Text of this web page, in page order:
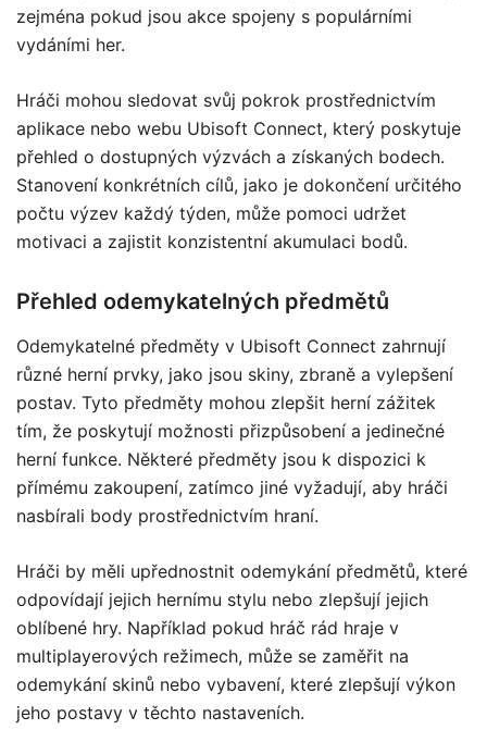
zejména pokud jsou akce spojeny s populárními
vydáními her.
Hráči mohou sledovat svůj pokrok prostřednictvím
aplikace nebo webu Ubisoft Connect, který poskytuje
přehled o dostupných výzvách a získaných bodech.
Stanovení konkrétních cílů, jako je dokončení určitého
počtu výzev každý týden, může pomoci udržet
motivaci a zajistit konzistentní akumulaci bodů.
Přehled odemykatelných předmětů
Odemykatelné předměty v Ubisoft Connect zahrnují
různé herní prvky, jako jsou skiny, zbraně a vylepšení
postav. Tyto předměty mohou zlepšit herní zážitek
tím, že poskytují možnosti přizpůsobení a jedinečné
herní funkce. Některé předměty jsou k dispozici k
přímému zakoupení, zatímco jiné vyžadují, aby hráči
nasbírali body prostřednictvím hraní.
Hráči by měli upřednostnit odemykání předmětů, které
odpovídají jejich hernímu stylu nebo zlepšují jejich
oblíbené hry. Například pokud hráč rád hraje v
multiplayerových režimech, může se zaměřit na
odemykání skinů nebo vybavení, které zlepšují výkon
jeho postavy v těchto nastaveních.